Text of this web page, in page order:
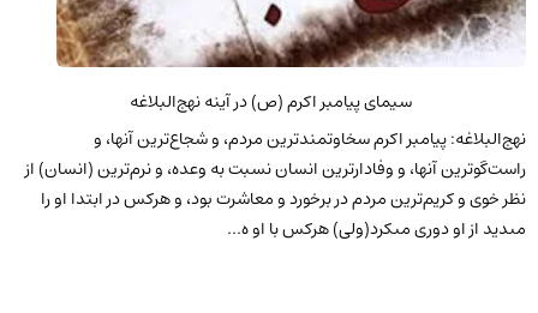
سیمای پیامبر اکرم (ص) در آینه نهج‌البلاغه
نهج‌البلاغه: پیامبر اکرم سخاوتمندترین مردم، و شجاع‌ترین آنها، و
راست‌گوترین آنها، و وفادارترین انسان نسبت به وعده، و نرم‌ترین (انسان) از
نظر خوى و کریم‌ترین مردم در برخورد و معاشرت بود، و هرکس در ابتدا او را
مى‏دید از او دورى مى‏کرد(ولى) هرکس با او ه...